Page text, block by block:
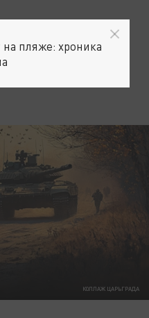
КОЛЛАЖ ЦАРЬГРАДА
пляже: хроника